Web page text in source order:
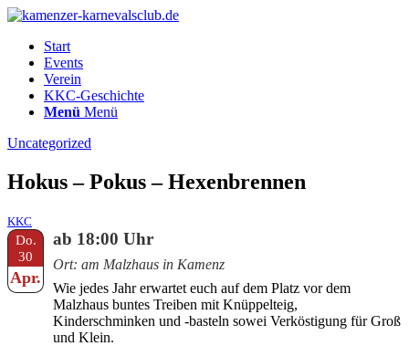
Start
Events
Verein
KKC-Geschichte
Menü Menü
Uncategorized
Hokus – Pokus – Hexenbrennen
KKC
Do.
30
Apr.
ab 18:00 Uhr
Ort: am Malzhaus in Kamenz
Wie jedes Jahr erwartet euch auf dem Platz vor dem
Malzhaus buntes Treiben mit Knüppelteig,
Kinderschminken und -basteln sowei Verköstigung für Groß
und Klein.